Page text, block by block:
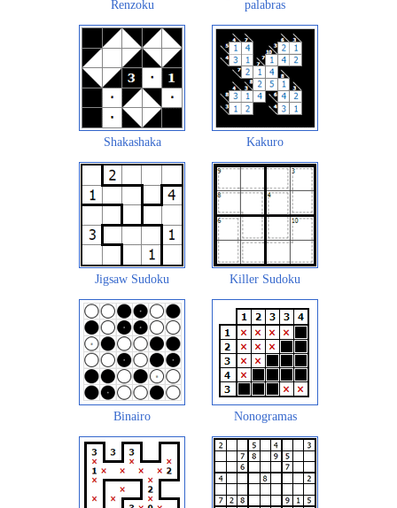
Renzoku
palabras
Shakashaka Kakuro
Jigsaw Sudoku Killer Sudoku
Binairo Nonogramas